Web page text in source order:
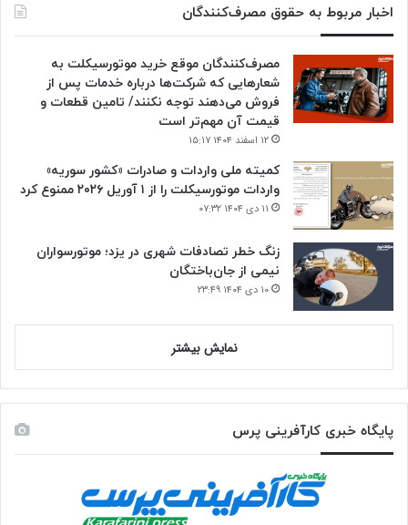
اخبار مربوط به حقوق مصرف‌کنندگان
مصرف‌کنندگان موقع خرید موتورسیکلت به
شعارهایی که شرکت‌ها درباره خدمات پس از
فروش می‌دهند توجه نکنند/ تامین قطعات و
قیمت آن مهم‌تر است
۱۲ اسفند ۱۴۰۴ ۱۵:۱۷
کمیته ملی واردات و صادرات «کشور سوریه»
واردات موتورسیکلت را از ۱ آوریل ۲۰۲۶ ممنوع کرد
۱۱ دی ۱۴۰۴ ۰۷:۳۲
زنگ خطر تصادفات شهری در یزد؛ موتورسواران
نیمی از جان‌باختگان
۱۰ دی ۱۴۰۴ ۲۳:۴۹
نمایش بیشتر
پایگاه خبری کارآفرینی پرس